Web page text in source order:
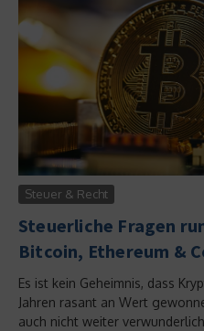
Steuer & Recht
Steuerliche Fragen
Bitcoin, Ethereum &
Es ist kein Geheimnis, dass
Jahren rasant an Wert
auch nicht weiter